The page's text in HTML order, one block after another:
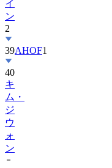
2
39
40
キ
ム・
ジ
ウ
ォ
ン
41
X